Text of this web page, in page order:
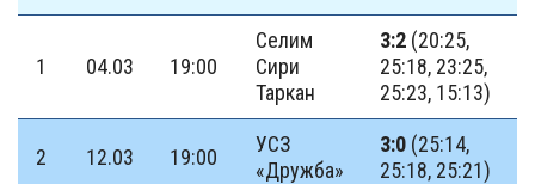
1 04.03 19:00
Селим
Сири
Таркан
3:2 (20:25,
25:18, 23:25,
25:23, 15:13)
2 12.03 19:00
УСЗ
«Дружба»
3:0 (25:14,
25:18, 25:21)